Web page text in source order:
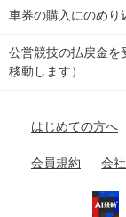
チャリロトプラザ
関
東
小田原競輪場
名古屋競輪場
富山競輪場
福井競輪場
Perfecta Navi
netkeirin
車券の購入にのめり
公営競技の払戻金を
移動します）
はじめての方へ
会員規約 会